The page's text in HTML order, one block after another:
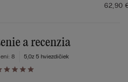
62,90
a recenzia
5,0z 5 hviezdičiek
8